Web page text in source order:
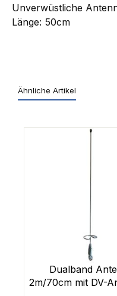
Unverwüstliche
Länge: 50cm
Ähnliche Artikel
Dualband
2m/70cm mit DV-